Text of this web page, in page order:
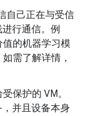
自己正在与受信
行通信。例
的机器学习模
需了解详情，
保护的 VM。
并且设备本身